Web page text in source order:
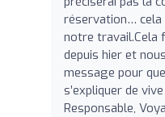
réservation…
notre travail.Cela
depuis hier et
message pour
s’expliquer de
Responsable,